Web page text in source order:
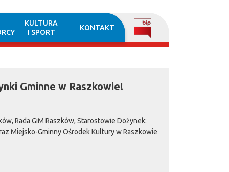
KULTURA
I SPORT
KONTAKT
Gminne w Raszkowie!
Rada GiM Raszków, Starostowie Dożynek:
Miejsko-Gminny Ośrodek Kultury w Raszkowie